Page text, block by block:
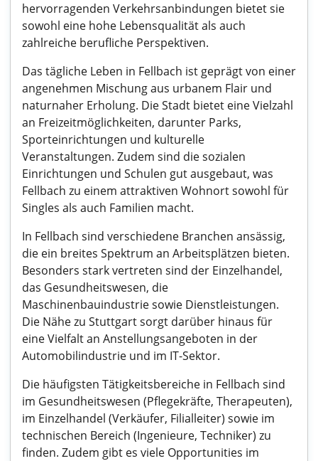
hervorragenden Verkehrsanbindungen bietet sie
sowohl eine hohe Lebensqualität als auch
zahlreiche berufliche Perspektiven.
Das tägliche Leben in Fellbach ist geprägt von einer
angenehmen Mischung aus urbanem Flair und
naturnaher Erholung. Die Stadt bietet eine Vielzahl
an Freizeitmöglichkeiten, darunter Parks,
Sporteinrichtungen und kulturelle
Veranstaltungen. Zudem sind die sozialen
Einrichtungen und Schulen gut ausgebaut, was
Fellbach zu einem attraktiven Wohnort sowohl für
Singles als auch Familien macht.
In Fellbach sind verschiedene Branchen ansässig,
die ein breites Spektrum an Arbeitsplätzen bieten.
Besonders stark vertreten sind der Einzelhandel,
das Gesundheitswesen, die
Maschinenbauindustrie sowie Dienstleistungen.
Die Nähe zu Stuttgart sorgt darüber hinaus für
eine Vielfalt an Anstellungsangeboten in der
Automobilindustrie und im IT-Sektor.
Die häufigsten Tätigkeitsbereiche in Fellbach sind
im Gesundheitswesen (Pflegekräfte, Therapeuten),
im Einzelhandel (Verkäufer, Filialleiter) sowie im
technischen Bereich (Ingenieure, Techniker) zu
finden. Zudem gibt es viele Opportunities im